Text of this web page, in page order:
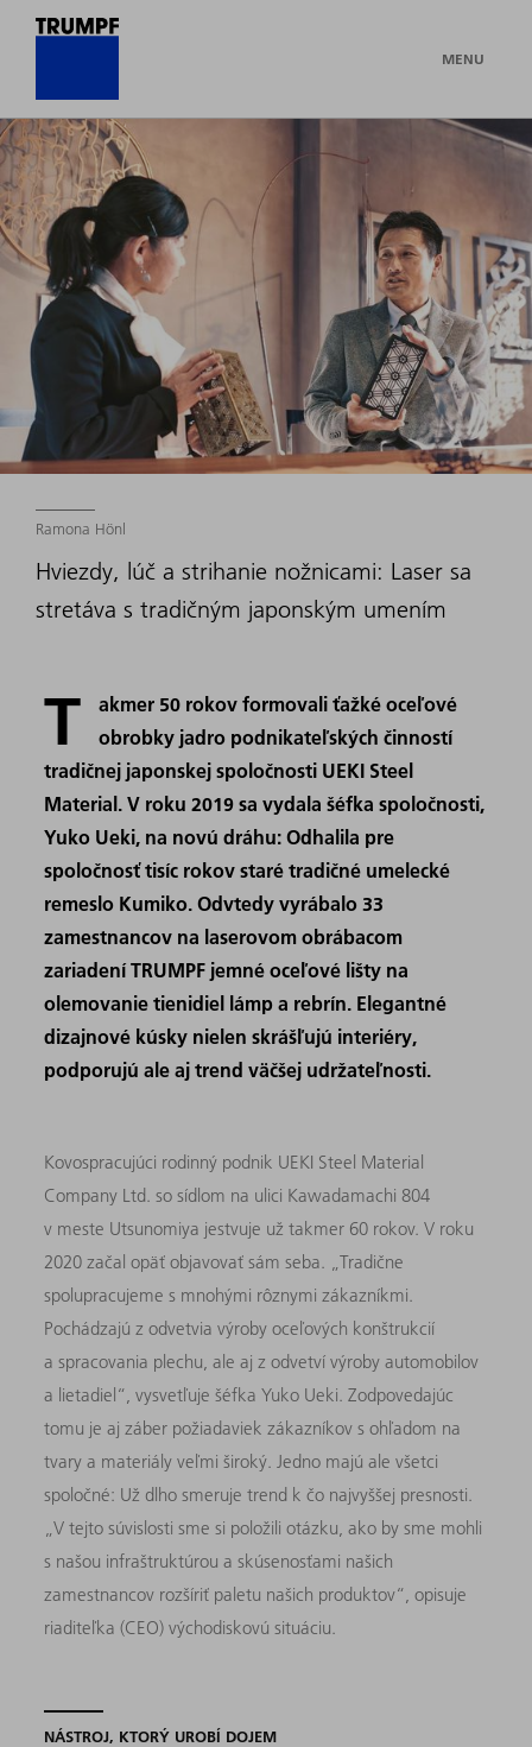
MENU
Ramona Hönl
Hviezdy, lúč a strihanie nožnicami: Laser sa
stretáva s tradičným japonským umením
T
akmer 50 rokov formovali ťažké oceľové
obrobky jadro podnikateľských činností
tradičnej japonskej spoločnosti UEKI Steel
Material. V roku 2019 sa vydala šéfka spoločnosti,
Yuko Ueki, na novú dráhu: Odhalila pre
spoločnosť tisíc rokov staré tradičné umelecké
remeslo Kumiko. Odvtedy vyrábalo 33
zamestnancov na laserovom obrábacom
zariadení TRUMPF jemné oceľové lišty na
olemovanie tienidiel lámp a rebrín. Elegantné
dizajnové kúsky nielen skrášľujú interiéry,
podporujú ale aj trend väčšej udržateľnosti.
Kovospracujúci rodinný podnik UEKI Steel Material
Company Ltd. so sídlom na ulici Kawadamachi 804
v meste Utsunomiya jestvuje už takmer 60 rokov. V roku
2020 začal opäť objavovať sám seba. „Tradične
spolupracujeme s mnohými rôznymi zákazníkmi.
Pochádzajú z odvetvia výroby oceľových konštrukcií
a spracovania plechu, ale aj z odvetví výroby automobilov
a lietadiel“, vysvetľuje šéfka Yuko Ueki. Zodpovedajúc
tomu je aj záber požiadaviek zákazníkov s ohľadom na
tvary a materiály veľmi široký. Jedno majú ale všetci
spoločné: Už dlho smeruje trend k čo najvyššej presnosti.
„V tejto súvislosti sme si položili otázku, ako by sme mohli
s našou infraštruktúrou a skúsenosťami našich
zamestnancov rozšíriť paletu našich produktov“, opisuje
riaditeľka (CEO) východiskovú situáciu.
NÁSTROJ, KTORÝ UROBÍ DOJEM